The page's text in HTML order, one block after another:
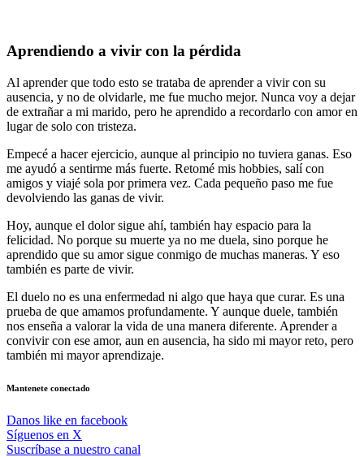
Aprendiendo a vivir con la pérdida
Al aprender que todo esto se trataba de aprender a vivir con su
ausencia, y no de olvidarle, me fue mucho mejor. Nunca voy a dejar
de extrañar a mi marido, pero he aprendido a recordarlo con amor en
lugar de solo con tristeza.
Empecé a hacer ejercicio, aunque al principio no tuviera ganas. Eso
me ayudó a sentirme más fuerte. Retomé mis hobbies, salí con
amigos y viajé sola por primera vez. Cada pequeño paso me fue
devolviendo las ganas de vivir.
Hoy, aunque el dolor sigue ahí, también hay espacio para la
felicidad. No porque su muerte ya no me duela, sino porque he
aprendido que su amor sigue conmigo de muchas maneras. Y eso
también es parte de vivir.
El duelo no es una enfermedad ni algo que haya que curar. Es una
prueba de que amamos profundamente. Y aunque duele, también
nos enseña a valorar la vida de una manera diferente. Aprender a
convivir con ese amor, aun en ausencia, ha sido mi mayor reto, pero
también mi mayor aprendizaje.
Mantenete conectado
Danos like en facebook
Síguenos en X
Suscríbase a nuestro canal